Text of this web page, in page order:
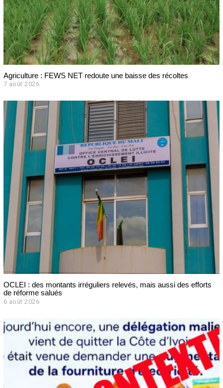
Agriculture : FEWS NET redoute une baisse des récoltes
7 août 2026
o
û
0
2
OCLEI : des montants irréguliers relevés, mais aussi des efforts
de réforme salués
6 août 2026